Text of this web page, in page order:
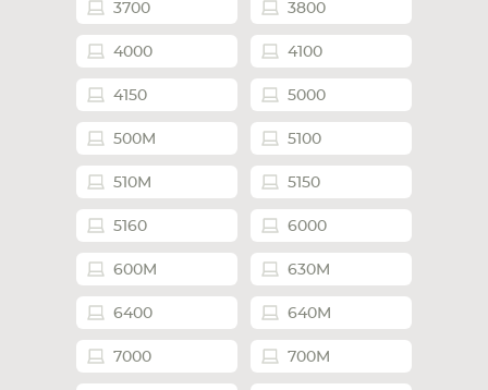
3700 3800
4000 4100
4150 5000
500M 5100
510M 5150
5160 6000
600M 630M
6400 640M
7000 700M